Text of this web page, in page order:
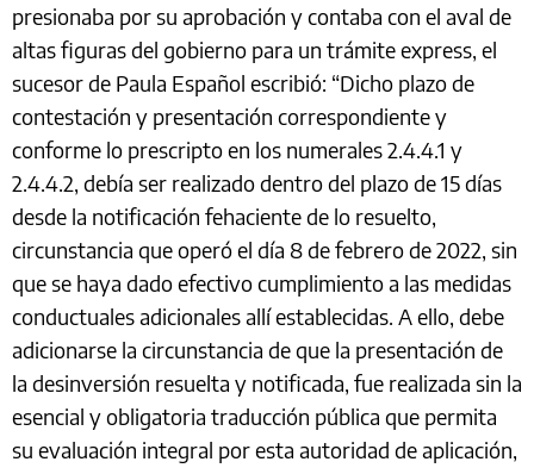
presionaba por su aprobación y contaba con el aval de
altas figuras del gobierno para un trámite express, el
sucesor de Paula Español escribió: “Dicho plazo de
contestación y presentación correspondiente y
conforme lo prescripto en los numerales 2.4.4.1 y
2.4.4.2, debía ser realizado dentro del plazo de 15 días
desde la notificación fehaciente de lo resuelto,
circunstancia que operó el día 8 de febrero de 2022, sin
que se haya dado efectivo cumplimiento a las medidas
conductuales adicionales allí establecidas. A ello, debe
adicionarse la circunstancia de que la presentación de
la desinversión resuelta y notificada, fue realizada sin la
esencial y obligatoria traducción pública que permita
su evaluación integral por esta autoridad de aplicación,